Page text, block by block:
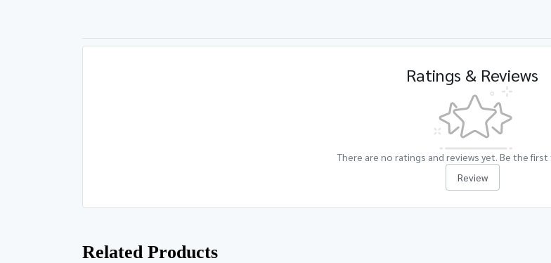
Ratings & Reviews
There are no ratings and reviews yet. Be the
Review
Related Products